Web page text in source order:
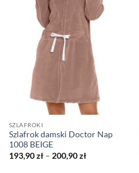
SZLAFROKI
Szlafrok damski Doctor Nap
1008 BEIGE
193,90zł – 200,90złZakres